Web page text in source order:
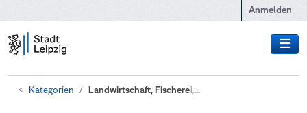
Anmelden
Kategorien Landwirtschaft, Fischerei,...